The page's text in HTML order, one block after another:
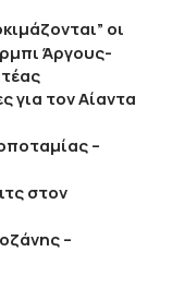
οι
Άργους-
για τον Αίαντα
–
στον
–